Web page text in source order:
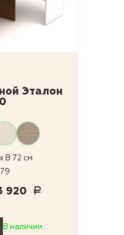
Эталон
В 72 см
920 Р
В наличии